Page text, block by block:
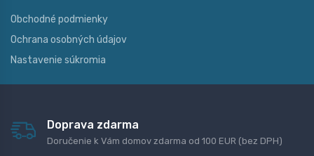
Obchodné podmienky
Ochrana osobných údajov
Nastavenie súkromia
Doprava zdarma
Doručenie k Vám domov zdarma od 100 EUR (bez DPH)